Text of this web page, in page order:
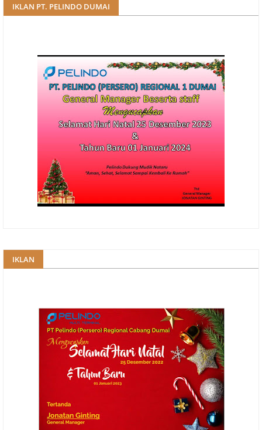
IKLAN PT. PELINDO DUMAI
IKLAN